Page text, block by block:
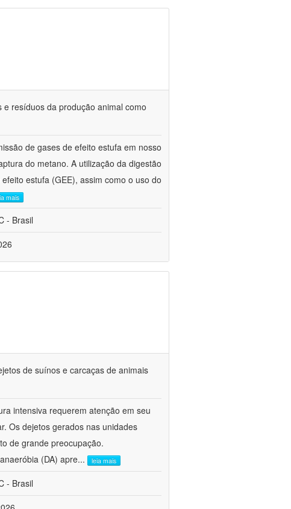
resíduos da produção animal como
de gases de efeito estufa em nosso
do metano. A utilização da digestão
estufa (GEE), assim como o uso do
mais
- Brasil
de suínos e carcaças de animais
intensiva requerem atenção em seu
Os dejetos gerados nas unidades
de grande preocupação.
(DA) apre... leia mais
- Brasil